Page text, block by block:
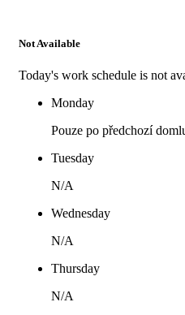
Not Available
Today's work schedule is not
Monday
Pouze po předchozí
Tuesday
N/A
Wednesday
N/A
Thursday
N/A